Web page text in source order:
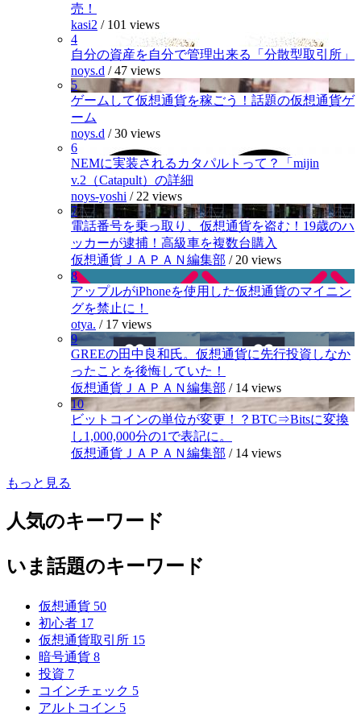
売！
kasi2 / 101 views
4
自分の資産を自分で管理出来る「分散型取引所」
noys.d /47 views
5
ゲームして仮想通貨を稼ごう！話題の仮想通貨ゲ
ーム
noys.d /30 views
6
NEMに実装されるカタパルトって？「mijin
v.2（Catapult）の詳細
noys-yoshi / 22 views
7
電話番号を乗っ取り、仮想通貨を盗む！19歳のハ
ッカーが逮捕！高級車を複数台購入
仮想通貨ＪＡＰＡＮ編集部 / 20 views
8
アップルがiPhoneを使用した仮想通貨のマイニン
グを禁止に！
otya. / 17 views
9
GREEの田中良和氏。仮想通貨に先行投資しなか
ったことを後悔していた！
仮想通貨ＪＡＰＡＮ編集部 / 14 views
10
ビットコインの単位が変更！？BTC⇒Bitsに変換
し1,000,000分の1で表記に。
仮想通貨ＪＡＰＡＮ編集部 / 14 views
もっと見る
人気のキーワード
いま話題のキーワード
仮想通貨 50
初心者 17
仮想通貨取引所 15
暗号通貨 8
投資 7
コインチェック 5
アルトコイン 5